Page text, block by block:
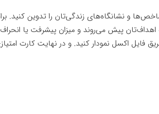
و نشانگاه‌های زندگی‌تان را تدوین کنید.
پیش می‌روند و میزان پیشرفت یا
فایل اکسل نمودار کنید. و در نهایت کارت